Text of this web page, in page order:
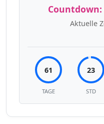
Countdown:
Aktuelle
61
TAGE
23
STD